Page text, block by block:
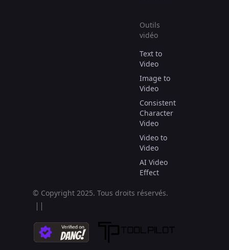
Outils
vidéo
Text to
Video
Image to
Video
Consistent
Character
Video
Video to
Video
AI Video
Effect
© Copyright 2025. Tous droits réservés.